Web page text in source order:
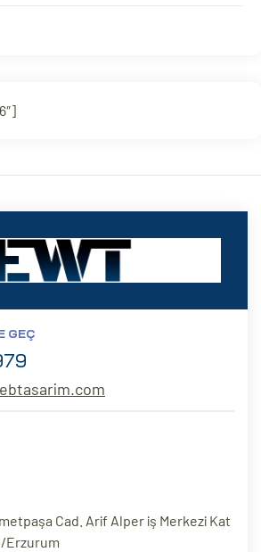
GEÇ
Cad. Arif Alper iş Merkezi Kat
Erzurum